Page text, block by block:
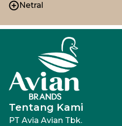
Netral
Tentang Kami
PT Avia Avian Tbk.